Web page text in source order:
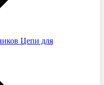
Цепи для